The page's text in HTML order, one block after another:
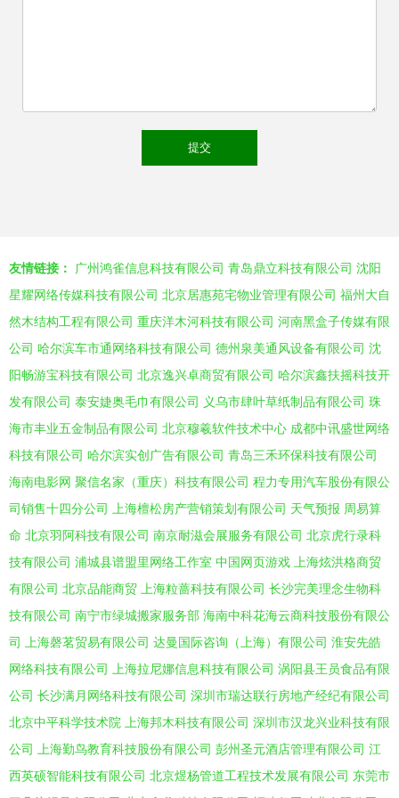
友情链接： 广州鸿雀信息科技有限公司 青岛鼎立科技有限公司 沈阳
星耀网络传媒科技有限公司 北京居惠苑宅物业管理有限公司 福州大自
然木结构工程有限公司 重庆洋木河科技有限公司 河南黑盒子传媒有限
公司 哈尔滨车市通网络科技有限公司 德州泉美通风设备有限公司 沈
阳畅游宝科技有限公司 北京逸兴卓商贸有限公司 哈尔滨鑫扶摇科技开
发有限公司 泰安婕奥毛巾有限公司 义乌市肆叶草纸制品有限公司 珠
海市丰业五金制品有限公司 北京穆羲软件技术中心 成都中讯盛世网络
科技有限公司 哈尔滨实创广告有限公司 青岛三禾环保科技有限公司
海南电影网 聚信名家（重庆）科技有限公司 程力专用汽车股份有限公
司销售十四分公司
上海檀松房产营销策划有限公司 天气预报 周易算
命 北京羽阿科技有限公司 南京耐滋会展服务有限公司 北京虎行录科
技有限公司 浦城县谱盟里网络工作室 中国网页游戏
上海炫洪格商贸
有限公司 北京品能商贸 上海粒蔷科技有限公司 长沙完美理念生物科
技有限公司 南宁市绿城搬家服务部 海南中科花海云商科技股份有限公
司
上海磬茗贸易有限公司 达曼国际咨询（上海）有限公司 淮安先皓
网络科技有限公司
上海拉尼娜信息科技有限公司 涡阳县王员食品有限
公司 长沙满月网络科技有限公司 深圳市瑞达联行房地产经纪有限公司
北京中平科学技术院
上海邦木科技有限公司 深圳市汉龙兴业科技有限
公司
上海勤鸟教育科技股份有限公司 彭州圣元酒店管理有限公司 江
西英硕智能科技有限公司 北京煜杨管道工程技术发展有限公司 东莞市